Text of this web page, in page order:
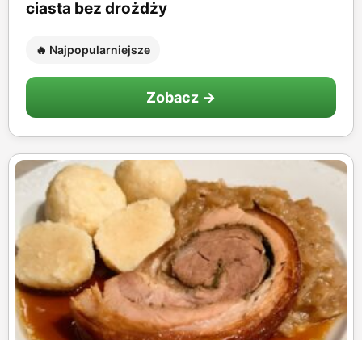
ciasta bez drożdży
🔥 Najpopularniejsze
Zobacz →